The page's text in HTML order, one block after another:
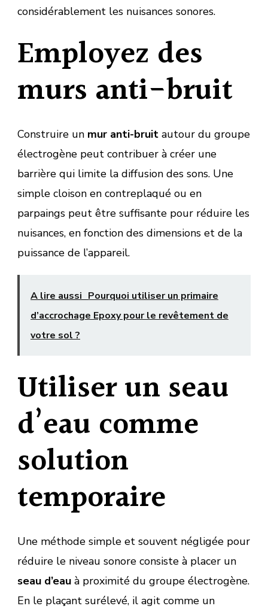
considérablement les nuisances sonores.
Employez des
murs anti-bruit
Construire un mur anti-bruit autour du groupe
électrogène peut contribuer à créer une
barrière qui limite la diffusion des sons. Une
simple cloison en contreplaqué ou en
parpaings peut être suffisante pour réduire les
nuisances, en fonction des dimensions et de la
puissance de l’appareil.
A lire aussi Pourquoi utiliser un primaire
d’accrochage Epoxy pour le revêtement de
votre sol ?
Utiliser un seau
d’eau comme
solution
temporaire
Une méthode simple et souvent négligée pour
réduire le niveau sonore consiste à placer un
seau d’eau à proximité du groupe électrogène.
En le plaçant surélevé, il agit comme un